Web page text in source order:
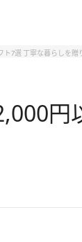
7選 丁寧な暮らしを贈
円